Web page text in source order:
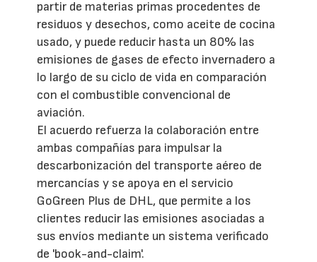
partir de materias primas procedentes de
residuos y desechos, como aceite de cocina
usado, y puede reducir hasta un 80% las
emisiones de gases de efecto invernadero a
lo largo de su ciclo de vida en comparación
con el combustible convencional de
aviación.
El acuerdo refuerza la colaboración entre
ambas compañías para impulsar la
descarbonización del transporte aéreo de
mercancías y se apoya en el servicio
GoGreen Plus de DHL, que permite a los
clientes reducir las emisiones asociadas a
sus envíos mediante un sistema verificado
de 'book-and-claim'.